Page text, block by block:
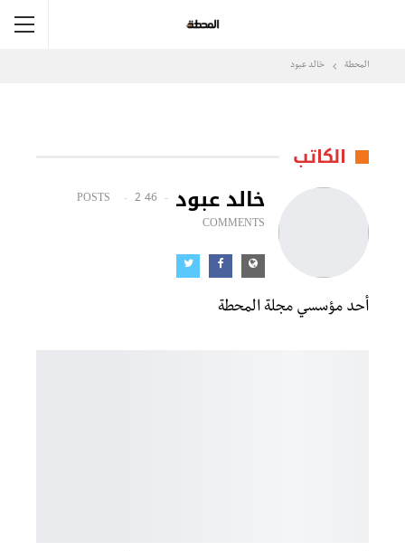
المحطة خالد عبود
الكاتب
خالد عبود 46 POSTS
2
COMMENTS
أحد مؤسسي مجلة المحطة